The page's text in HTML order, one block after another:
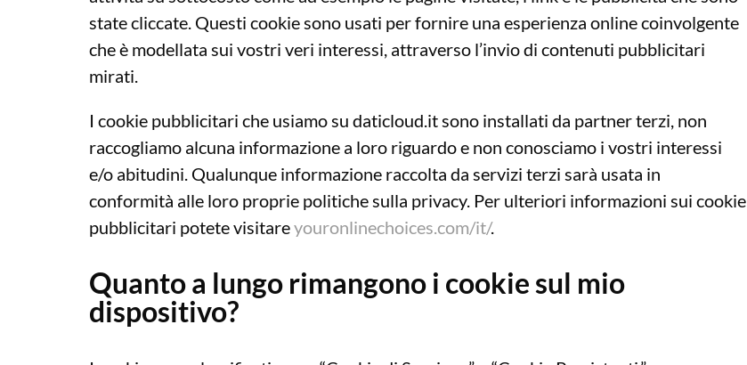
state cliccate. Questi cookie sono usati per fornire una esperienza online coinvolgente
che è modellata sui vostri veri interessi, attraverso l’invio di contenuti pubblicitari
mirati.
I cookie pubblicitari che usiamo su daticloud.it sono installati da partner terzi, non
raccogliamo alcuna informazione a loro riguardo e non conosciamo i vostri interessi
e/o abitudini. Qualunque informazione raccolta da servizi terzi sarà usata in
conformità alle loro proprie politiche sulla privacy. Per ulteriori informazioni sui cookie
pubblicitari potete visitareyouronlinechoices.com/it/.
Quanto a lungo rimangono i cookie sul mio
dispositivo?